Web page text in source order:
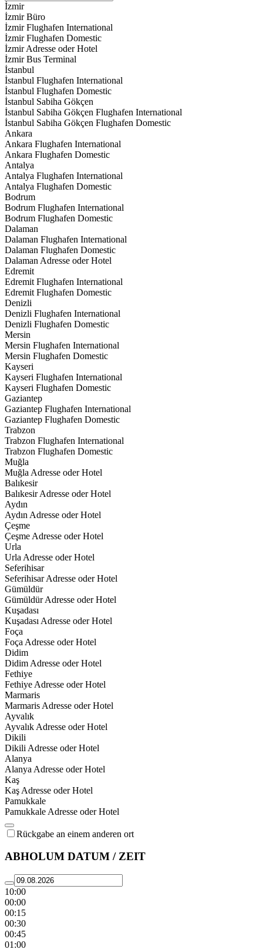
İzmir
İzmir Büro
İzmir Flughafen International
İzmir Flughafen Domestic
İzmir Adresse oder Hotel
İzmir Bus Terminal
İstanbul
İstanbul Flughafen International
İstanbul Flughafen Domestic
İstanbul Sabiha Gökçen
İstanbul Sabiha Gökçen Flughafen International
İstanbul Sabiha Gökçen Flughafen Domestic
Ankara
Ankara Flughafen International
Ankara Flughafen Domestic
Antalya
Antalya Flughafen International
Antalya Flughafen Domestic
Bodrum
Bodrum Flughafen International
Bodrum Flughafen Domestic
Dalaman
Dalaman Flughafen International
Dalaman Flughafen Domestic
Dalaman Adresse oder Hotel
Edremit
Edremit Flughafen International
Edremit Flughafen Domestic
Denizli
Denizli Flughafen International
Denizli Flughafen Domestic
Mersin
Mersin Flughafen International
Mersin Flughafen Domestic
Kayseri
Kayseri Flughafen International
Kayseri Flughafen Domestic
Gaziantep
Gaziantep Flughafen International
Gaziantep Flughafen Domestic
Trabzon
Trabzon Flughafen International
Trabzon Flughafen Domestic
Muğla
Muğla Adresse oder Hotel
Balıkesir
Balıkesir Adresse oder Hotel
Aydın
Aydın Adresse oder Hotel
Çeşme
Çeşme Adresse oder Hotel
Urla
Urla Adresse oder Hotel
Seferihisar
Seferihisar Adresse oder Hotel
Gümüldür
Gümüldür Adresse oder Hotel
Kuşadası
Kuşadası Adresse oder Hotel
Foça
Foça Adresse oder Hotel
Didim
Didim Adresse oder Hotel
Fethiye
Fethiye Adresse oder Hotel
Marmaris
Marmaris Adresse oder Hotel
Ayvalık
Ayvalık Adresse oder Hotel
Dikili
Dikili Adresse oder Hotel
Alanya
Alanya Adresse oder Hotel
Kaş
Kaş Adresse oder Hotel
Pamukkale
Pamukkale Adresse oder Hotel
Rückgabe an einem anderen ort
ABHOLUM DATUM / ZEIT
10:00
00:00
00:15
00:30
00:45
01:00